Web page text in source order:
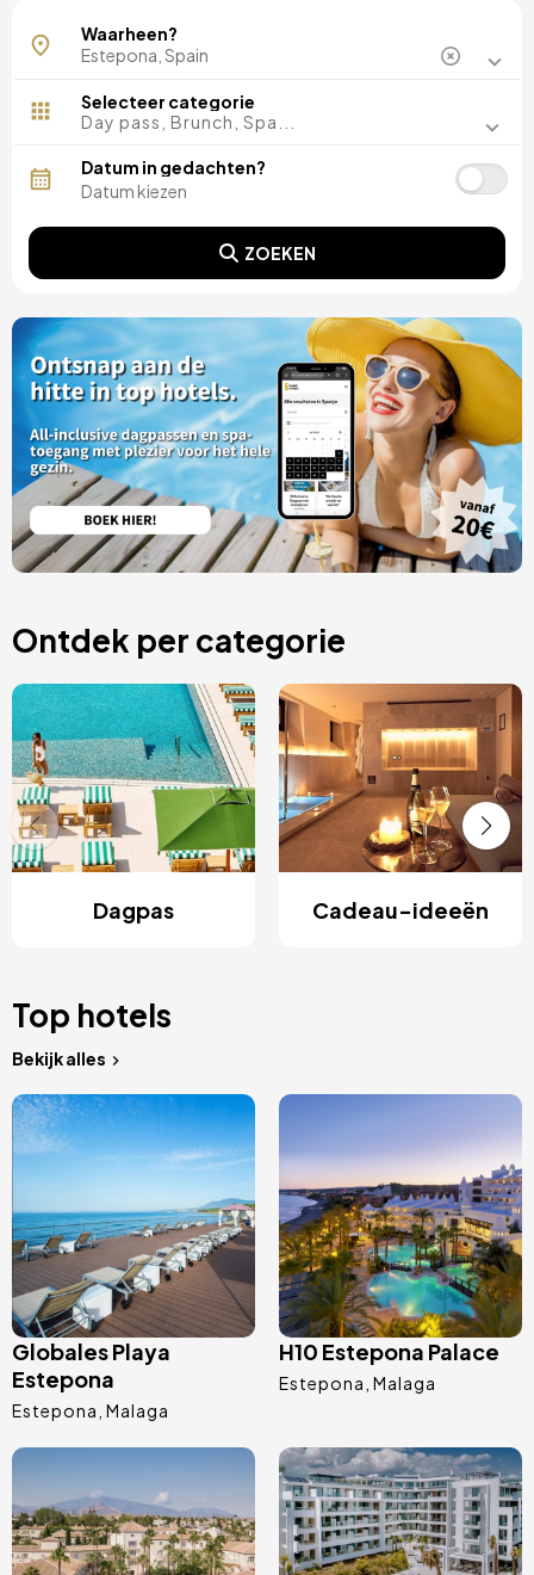
Waarheen?
Selecteer categorie
Day pass, Brunch, Spa...
Datum in gedachten?
ZOEKEN
Ontdek per categorie
Dagpas Cadeau-ideeën
Top hotels
Bekijk alles
Afbeelding
Globales Playa
Estepona
Estepona Malaga
Afbeelding
H10 Estepona Palace
Estepona Malaga
Afbeelding Afbeelding